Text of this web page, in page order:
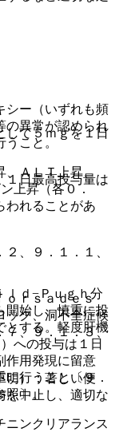
ー（いずれも頻
の異常が認められ
こと。
ＡＬＴ上昇、
上昇（各０．
われることがあ
、９．１．１、
ｏｒｓａｄｅｓ
ク、洞不全症候
７、９．１．３、
）：著しい便
を中止し、適切な
して５ｍｇを１日
１日最高投与量は
ｄ−Ｐｕｇｈ分
開始し、慎重に投
とする。軽度肝機
への投与は１日
作用発現に留意
行うこと〔９．
照〕。
ンクリアランス